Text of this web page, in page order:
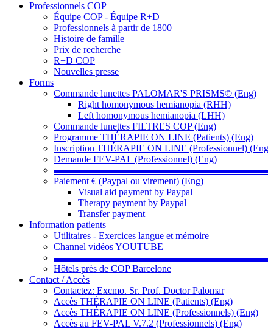
Professionnels COP
Équipe COP - Équipe R+D
Professionnels à partir de 1800
Histoire de famille
Prix de recherche
R+D COP
Nouvelles presse
Forms
Commande lunettes PALOMAR'S PRISMS© (Eng)
Right homonymous hemianopia (RHH)
Left homonymous hemianopia (LHH)
Commande lunettes FILTRES COP (Eng)
Programme THÉRAPIE ON LINE (Patients) (Eng)
Inscription THÉRAPIE ON LINE (Professionnel)
Demande FEV-PAL (Professionnel) (Eng)
Paiement € (Paypal ou virement) (Eng)
Visual aid payment by Paypal
Therapy payment by Paypal
Transfer payment
Information patients
Utilitaires - Exercices langue et mémoire
Channel vidéos YOUTUBE
Hôtels près de COP Barcelone
Contact / Accès
Contactez: Excmo. Sr. Prof. Doctor Palomar
Accès THÉRAPIE ON LINE (Patients) (Eng)
Accès THÉRAPIE ON LINE (Professionnels) (Eng)
Accès au FEV-PAL V.7.2 (Professionnels) (Eng)